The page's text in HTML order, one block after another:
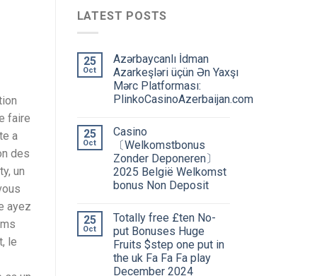
faire
a
des
un
ayez
le
LATEST POSTS
25
Oct
Azərbaycanlı İdman
Azarkeşləri üçün Ən Yaxşı
Mərc Platforması:
PlinkoCasinoAzerbaijan.com
25
Oct
Сasino
〔Welkomstbonus
Zonder Deponeren〕
2025 België Welkomst
bonus Non Deposit
25
Oct
Totally free £ten No-
put Bonuses Huge
Fruits $step one put in
the uk Fa Fa Fa play
December 2024